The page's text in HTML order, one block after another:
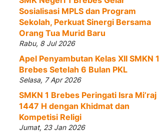
Sosialisasi MPLS dan Program
Sekolah, Perkuat Sinergi Bersama
Orang Tua Murid Baru
Rabu, 8 Jul 2026
Apel Penyambutan Kelas XII SMKN 1
Brebes Setelah 6 Bulan PKL
Selasa, 7 Apr 2026
SMKN 1 Brebes Peringati Isra Mi’raj
1447 H dengan Khidmat dan
Kompetisi Religi
Jumat, 23 Jan 2026